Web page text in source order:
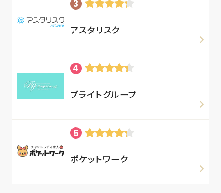
アスタリスク
ブライトグループ
ポケットワーク